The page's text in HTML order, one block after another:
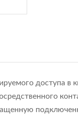
доступа